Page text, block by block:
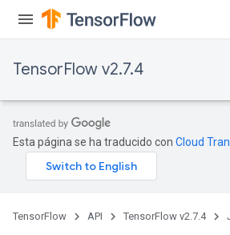
TensorFlow v2.7.4
Esta página se ha traducido con Cloud
TensorFlow API TensorFlow v2.7.4